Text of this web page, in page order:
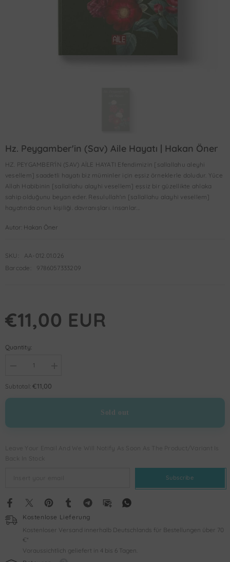
Hz. Peygamber'in (sav) Aile Hayatı | Hakan Öner
HZ. PEYGAMBER'İN (SAV) AİLE HAYATI Efendimizin [sallallahu aleyhi
vesellem] saadetli hayatı biz müminler için eşsiz örneklerle doludur. Yüce
Allah Habibinin [sallallahu alayhi vesellem] eşsiz bir güzellikte ahlaka
sahip olduğunu beyan eder. Resulullah'ın [sallallahu alayhi vesellem]
hayatında onun kişiliği. davranışları. insanlar...
Autor: Hakan Öner
SKU:
AA-012.01.026
Barcode:
9786057333209
€11,00 EUR
Quantity:
Decrease
for
Peygamber&#39;inPeygamber&#39;in
Subtotal:€11,00
Sold out
Subscribe
Kostenlose Lieferung
Kostenloser Versand innerhalb Deutschlands für Bestellungen über 70
€*
Voraussichtlich geliefert in 4 bis 6 Tagen.